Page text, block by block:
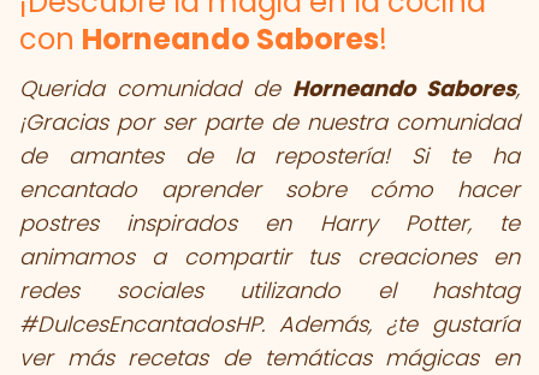
con Horneando Sabores!
Querida comunidad de Horneando Sabores,
¡Gracias por ser parte de nuestra comunidad
de amantes de la repostería! Si te ha
encantado aprender sobre cómo hacer
postres inspirados en Harry Potter, te
animamos a compartir tus creaciones en
redes sociales utilizando el hashtag
#DulcesEncantadosHP. Además, ¿te gustaría
ver más recetas de temáticas mágicas en